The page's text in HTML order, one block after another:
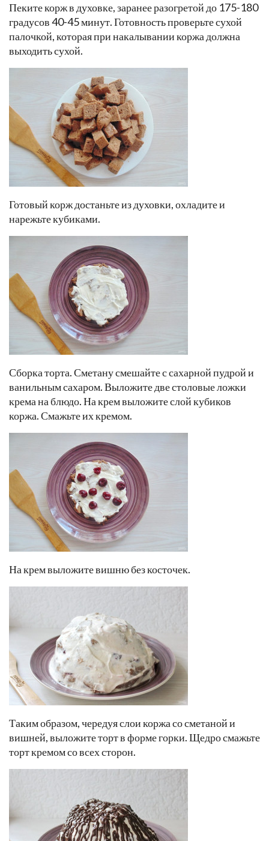
Пеките корж в духовке, заранее разогретой до 175-180
градусов 40-45 минут. Готовность проверьте сухой
палочкой, которая при накалывании коржа должна
выходить сухой.
Готовый корж достаньте из духовки, охладите и
нарежьте кубиками.
Сборка торта. Сметану смешайте с сахарной пудрой и
ванильным сахаром. Выложите две столовые ложки
крема на блюдо. На крем выложите слой кубиков
коржа. Смажьте их кремом.
На крем выложите вишню без косточек.
Таким образом, чередуя слои коржа со сметаной и
вишней, выложите торт в форме горки. Щедро смажьте
торт кремом со всех сторон.